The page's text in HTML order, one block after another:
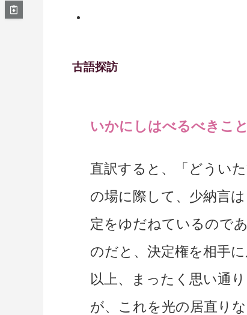
古語探訪
いかにしはべるべきこ
直訳すると、「どうい
の場に際して、少納言
定をゆだねているので
のだと、決定権を相手
以上、まったく思い通
が、これを光の居直り